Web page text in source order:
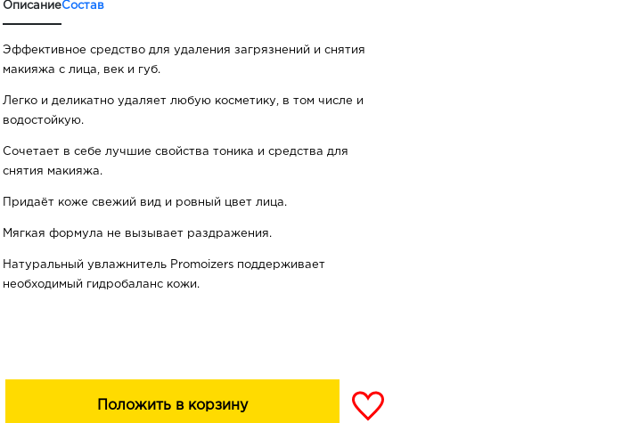
ОписаниеСостав
Эффективное средство для удаления загрязнений и снятия
макияжа с лица, век и губ.
Легко и деликатно удаляет любую косметику, в том числе и
водостойкую.
Сочетает в себе лучшие свойства тоника и средства для
снятия макияжа.
Придаёт коже свежий вид и ровный цвет лица.
Мягкая формула не вызывает раздражения.
Натуральный увлажнитель Promoizers поддерживает
необходимый гидробаланс кожи.
Положить в корзину